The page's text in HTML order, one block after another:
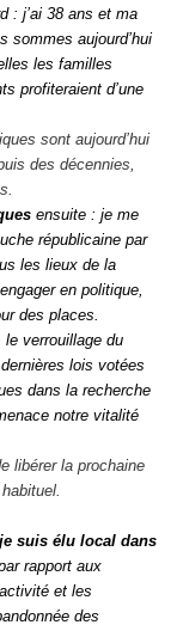
: j’ai 38 ans et ma
sommes aujourd’hui
les familles
profiteraient d’une
sont aujourd’hui
des décennies,
ensuite : je me
républicaine par
les lieux de la
en politique,
des places.
le verrouillage du
lois votées
dans la recherche
notre vitalité
libérer la prochaine
je suis élu local dans
rapport aux
et les
des